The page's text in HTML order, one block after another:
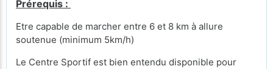
Prérequis :
Etre capable de marcher entre 6 et 8 km à allure
soutenue (minimum 5km/h)
Le Centre Sportif est bien entendu disponible pour